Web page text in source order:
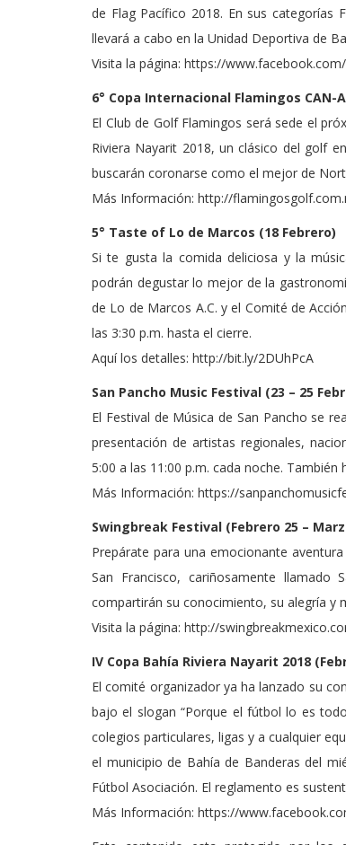
de Flag Pacífico 2018. En sus categorías
llevará a cabo en la Unidad Deportiva de
Visita la página: https://
6° Copa Internacional Flamingos CAN-
El Club de Golf Flamingos será sede el
Riviera Nayarit 2018, un clásico del golf
buscarán coronarse como el mejor de
Más Información: http://
5° Taste of Lo de Marcos (18 Febrero)
Si te gusta la comida deliciosa y la
podrán degustar lo mejor de la
de Lo de Marcos A.C. y el Comité de
las 3:30 p.m. hasta el cierre.
Aquí los detalles: http://bit.ly/2DUhPcA
San Pancho Music Festival (23 – 25
El Festival de Música de San Pancho se
presentación de artistas regionales,
5:00 a las 11:00 p.m. cada noche.
Más Información: https://
Swingbreak Festival (Febrero 25 –
Prepárate para una emocionante
San Francisco, cariñosamente
compartirán su conocimiento, su alegría y
Visita la página: http://
IV Copa Bahía Riviera Nayarit 2018
El comité organizador ya ha lanzado su
bajo el slogan “Porque el fútbol lo es
colegios particulares, ligas y a cualquier
el municipio de Bahía de Banderas del
Fútbol Asociación. El reglamento es
Más Información: https://